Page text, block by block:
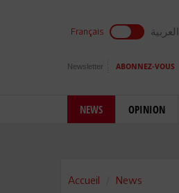
Français العربية
Newsletter ABONNEZ-VOUS
NEWS OPINION
Accueil News